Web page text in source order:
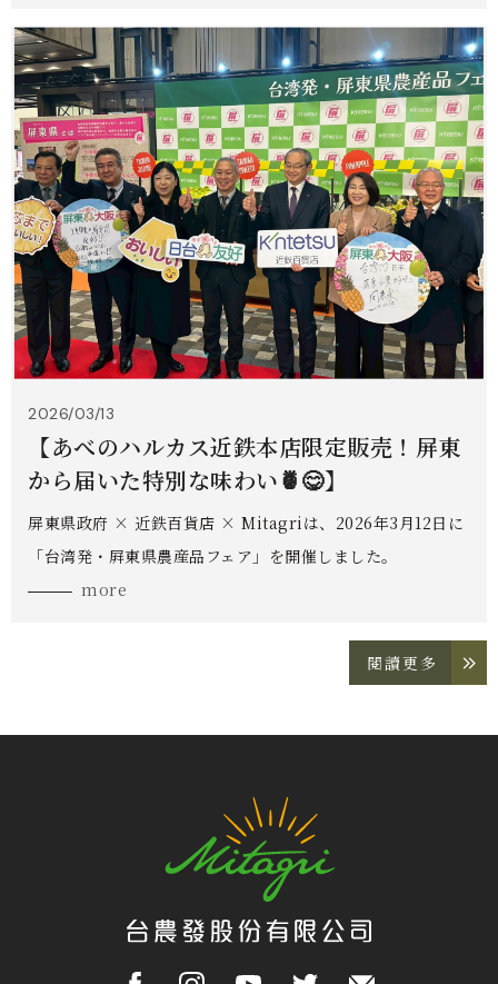
2026/03/13
【あべのハルカス近鉄本店限定販売！屏東
から届いた特別な味わい🍍😋】
屏東県政府 × 近鉄百貨店 × Mitagriは、2026年3月12日に
「台湾発・屛東県農産品フェア」を開催しました。
more